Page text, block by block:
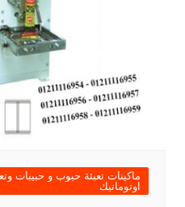
ماكينات تعبئة حبوب و حبيبات
اوتوماتيك